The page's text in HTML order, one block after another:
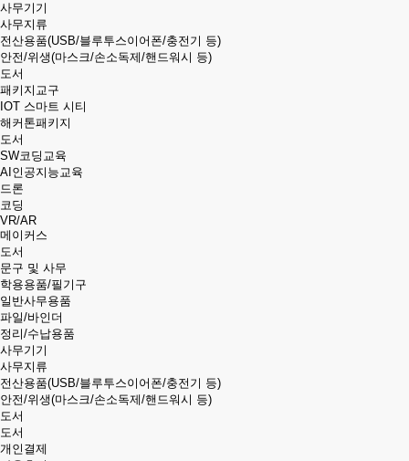
사무기기
사무지류
전산용품(USB/블루투스이어폰/충전기 등)
안전/위생(마스크/손소독제/핸드워시 등)
도서
패키지교구
IOT 스마트 시티
해커톤패키지
도서
SW코딩교육
AI인공지능교육
드론
코딩
VR/AR
메이커스
도서
문구 및 사무
학용용품/필기구
일반사무용품
파일/바인더
정리/수납용품
사무기기
사무지류
전산용품(USB/블루투스이어폰/충전기 등)
안전/위생(마스크/손소독제/핸드워시 등)
도서
도서
개인결제